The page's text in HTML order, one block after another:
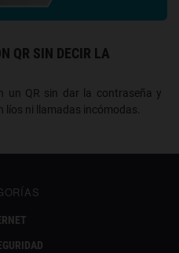
QR SIN DECIR LA
un QR sin dar la contraseña y
líos ni llamadas incómodas.